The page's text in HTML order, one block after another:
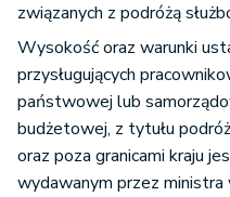
związanych z podróżą
Wysokość oraz warunki
przysługujących
państwowej lub
budżetowej, z tytułu
oraz poza granicami kraju
wydawanym przez ministra